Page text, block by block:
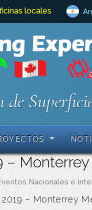
locales
–
Nacionales e